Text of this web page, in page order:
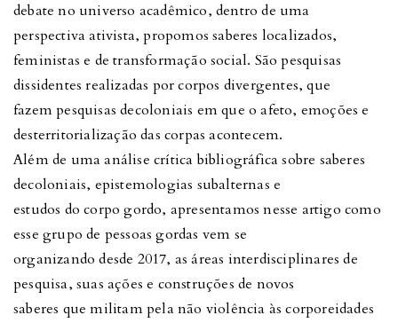
debate no universo acadêmico, dentro de uma
perspectiva ativista, propomos saberes localizados,
feministas e de transformação social. São pesquisas
dissidentes realizadas por corpos divergentes, que
fazem pesquisas decoloniais em que o afeto, emoções e
desterritorialização das corpas acontecem.
Além de uma análise crítica bibliográfica sobre saberes
decoloniais, epistemologias subalternas e
estudos do corpo gordo, apresentamos nesse artigo como
esse grupo de pessoas gordas vem se
organizando desde 2017, as áreas interdisciplinares de
pesquisa, suas ações e construções de novos
saberes que militam pela não violência às corporeidades